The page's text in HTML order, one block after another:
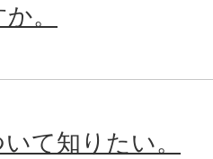
。
て知りたい。